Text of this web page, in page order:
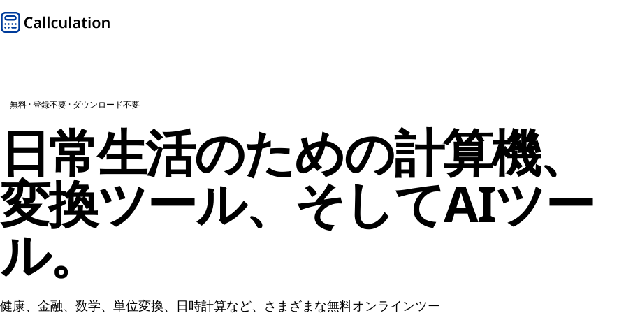
無料 · 登録不要 · ダウンロード不要
日常生活のための計算機、
変換ツール、そしてAIツー
ル。
健康、金融、数学、単位変換、日時計算など、さまざまな無料オンラインツー